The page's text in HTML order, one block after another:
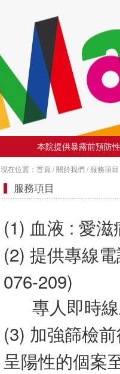
本院提供暴露前預防
現在位置： 首頁/關於我們 / 服務項目
服務項目
(1) 血液 : 愛
(2) 提供專線
076-209)
專人即時線
(3) 加強篩檢
呈陽性的個案